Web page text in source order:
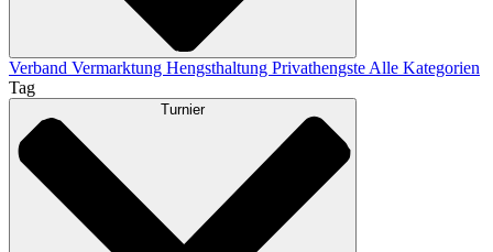
Verband Vermarktung Hengsthaltung PrivathengsteAlle Kategorien
Tag
Turnier